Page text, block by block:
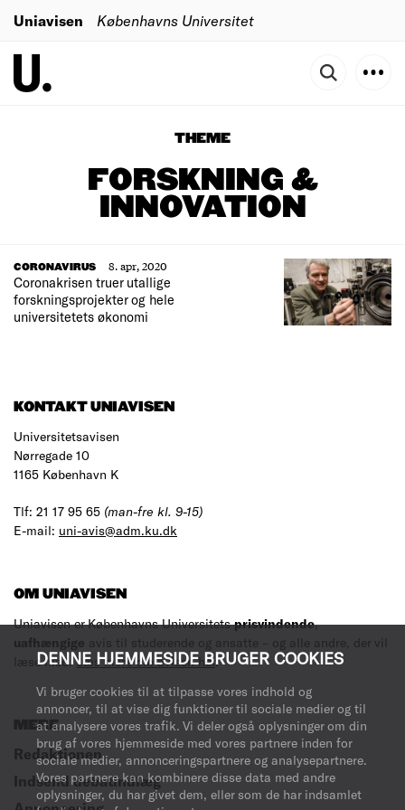
DENNE HJEMMESIDE BRUGER COOKIES
Vi bruger cookies til at tilpasse vores indhold og
annoncer, til at vise dig funktioner til sociale medier og til
at analysere vores trafik. Vi deler også oplysninger om din
brug af vores hjemmeside med vores partnere inden for
sociale medier, annonceringspartnere og analysepartnere.
Vores partnere kan kombinere disse data med andre
oplysninger, du har givet dem, eller som de har indsamlet
Uniavisen Københavns Universitet
THEME
FORSKNING &
INNOVATION
CORONAVIRUS
8. apr, 2020
Coronakrisen truer utallige
forskningsprojekter og hele
universitetets økonomi
KONTAKT UNIAVISEN
Universitetsavisen
Nørregade 10
1165 København K
Tlf: 21 17 95 65 (man-fre kl. 9-15)
E-mail: uni-avis@adm.ku.dk
OM UNIAVISEN
Uniavisen er Københavns Universitetsprisvindende,
uafhængige avis til studerende og ansatte – og alle andre, der vil
læse med.Læs mere om avisen her.
MERE
Redaktionen
Indsend debatindlæg